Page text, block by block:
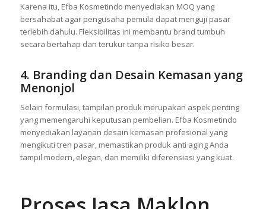
Karena itu, Efba Kosmetindo menyediakan MOQ yang
bersahabat agar pengusaha pemula dapat menguji pasar
terlebih dahulu. Fleksibilitas ini membantu brand tumbuh
secara bertahap dan terukur tanpa risiko besar.
4. Branding dan Desain Kemasan yang
Menonjol
Selain formulasi, tampilan produk merupakan aspek penting
yang memengaruhi keputusan pembelian. Efba Kosmetindo
menyediakan layanan desain kemasan profesional yang
mengikuti tren pasar, memastikan produk anti aging Anda
tampil modern, elegan, dan memiliki diferensiasi yang kuat.